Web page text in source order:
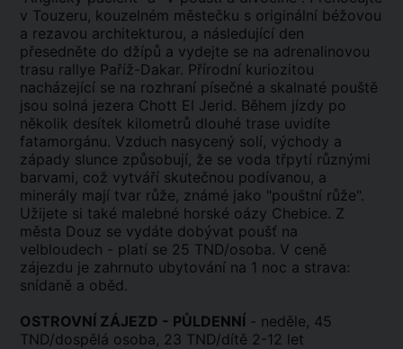
v Touzeru, kouzelném městečku s originální béžovou
a rezavou architekturou, a následující den
přesedněte do džípů a vydejte se na adrenalinovou
trasu rallye Paříž-Dakar. Přírodní kuriozitou
nacházející se na rozhraní písečné a skalnaté pouště
jsou solná jezera Chott El Jerid. Během jízdy po
několik desítek kilometrů dlouhé trase uvidíte
fatamorgánu. Vzduch nasycený solí, východy a
západy slunce způsobují, že se voda třpytí různými
barvami, což vytváří skutečnou podívanou, a
minerály mají tvar růže, známé jako "pouštní růže".
Užijete si také malebné horské oázy Chebice. Z
města Douz se vydáte dobývat poušť na
velbloudech - platí se 25 TND/osoba. V ceně
zájezdu je zahrnuto ubytování na 1 noc a strava:
snídaně a oběd.
OSTROVNÍ ZÁJEZD - PŮLDENNÍ - neděle, 45
TND/dospělá osoba, 23 TND/dítě 2-12 let